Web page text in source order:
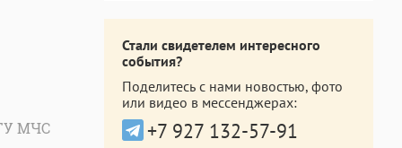
МЧС
Стали свидетелем интересного
события?
Поделитесь с нами новостью, фото
или видео в мессенджерах:
+7 927 132-57-91